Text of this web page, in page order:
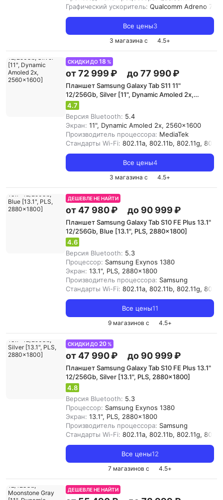
Графический ускоритель: Qualcomm Adreno 740
Все цены3
3 магазина с 4.5+
СКИДКИ ДО18 %
от 72 999 ₽ до 77 990 ₽
Планшет Samsung Galaxy Tab S11 11"
12/256Gb, Silver [11", Dynamic Amoled 2x,
2560x1600]
4.7
Версия Bluetooth: 5.4
Экран: 11", Dynamic Amoled 2x, 2560x1600
Производитель процессора: MediaTek
Стандарты Wi-Fi: 802.11a, 802.11b, 802.11g,
Все цены4
3 магазина с 4.5+
ДЕШЕВЛЕ НЕ НАЙТИ
от 47 980 ₽ до 90 999 ₽
Планшет Samsung Galaxy Tab S10 FE Plus 13.1"
12/256Gb, Blue [13.1", PLS, 2880x1800]
4.6
Версия Bluetooth: 5.3
Процессор: Samsung Exynos 1380
Экран: 13.1", PLS, 2880x1800
Производитель процессора: Samsung
Стандарты Wi-Fi: 802.11a, 802.11b, 802.11g,
Все цены11
9 магазинов с 4.5+
СКИДКИ ДО20 %
от 47 990 ₽ до 90 999 ₽
Планшет Samsung Galaxy Tab S10 FE Plus 13.1"
12/256Gb, Silver [13.1", PLS, 2880x1800]
4.8
Версия Bluetooth: 5.3
Процессор: Samsung Exynos 1380
Экран: 13.1", PLS, 2880x1800
Производитель процессора: Samsung
Стандарты Wi-Fi: 802.11a, 802.11b, 802.11g,
Все цены12
7 магазинов с 4.5+
ДЕШЕВЛЕ НЕ НАЙТИ